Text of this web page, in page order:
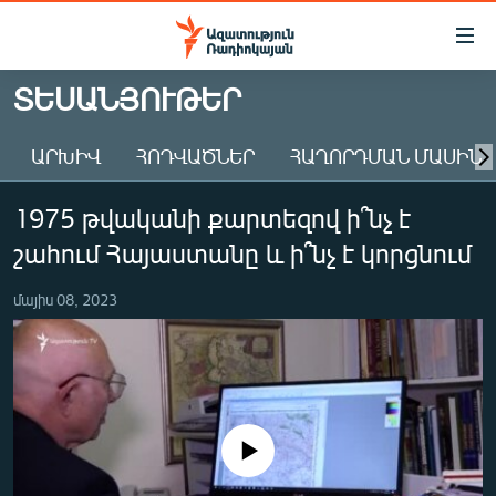
Մատչելիության
Անցնել
հիմնական
Անցնել
հիմնական
մենյուին
Որոնում
ԱԶԱՏՈՒԹՅՈՒՆ TV
ՀԱՅԱՍՏԱՆ
ԸՆՏՐՈՒԹՅՈՒՆՆԵՐ 2026
ԻՐԱՎՈՒՆՔ
ՀԱՍԱՐԱԿՈՒԹՅՈՒՆ
ՏՆՏԵՍՈՒԹՅՈՒՆ
ՂԱՐԱԲԱՂ
ՊԱՏԵՐԱԶՄԻ 6 ՇԱԲԱԹՆԵՐԸ
ՏԱՐԱԾԱՇՐՋԱՆ
ՏԵՍԱՆՅՈՒԹԵՐ
ԱՐԽԻՎ ՀՈԴՎԱԾՆԵՐ ՀԱՂՈՐԴՄԱՆ ՄԱՍԻՆ
1975 թվականի քարտեզով ի՞նչ է
շահում Հայաստանը և ի՞նչ է կորցնում
մայիս 08, 2023
No media source currently available